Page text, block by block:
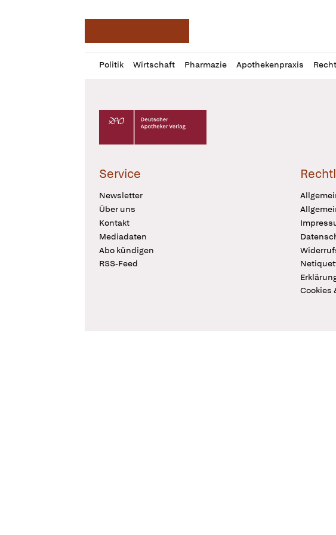
Politik Wirtschaft Pharmazie Apothekenpraxis Recht
Profil
öffnen
Daz
Pur
Deutscher Apotheker Verlag Logo
Service
Newsletter
Über uns
Kontakt
Mediadaten
Abo kündigen
RSS-Feed
Cookies